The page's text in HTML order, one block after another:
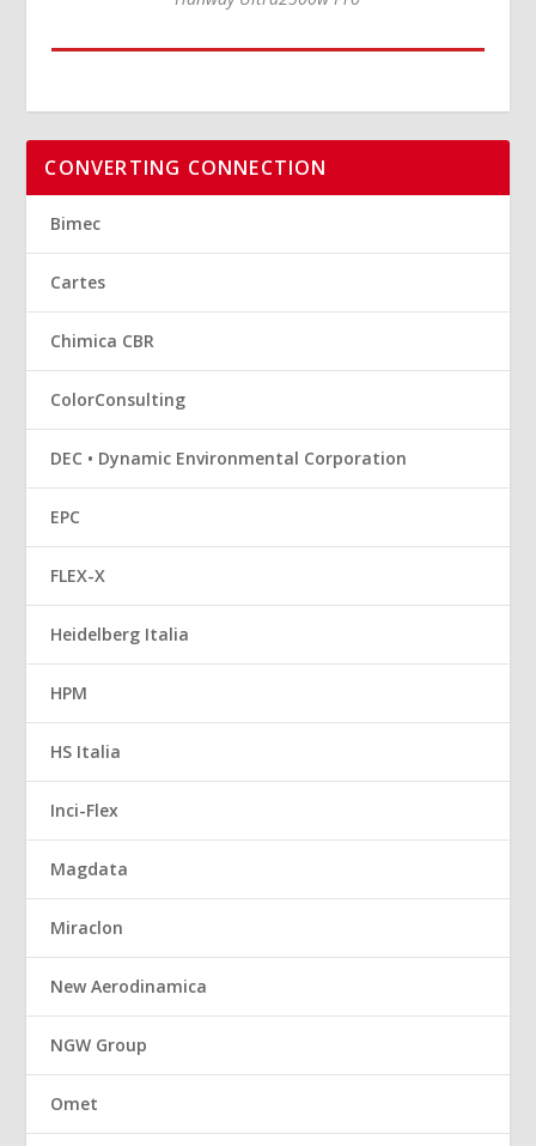
CONVERTING CONNECTION
Bimec
Cartes
Chimica CBR
ColorConsulting
DEC • Dynamic Environmental Corporation
EPC
FLEX-X
Heidelberg Italia
HPM
HS Italia
Inci-Flex
Magdata
Miraclon
New Aerodinamica
NGW Group
Omet